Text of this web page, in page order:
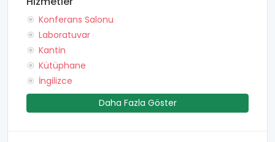
Konferans Salonu
Laboratuvar
Kantin
Kütüphane
İngilizce
Daha Fazla Göster